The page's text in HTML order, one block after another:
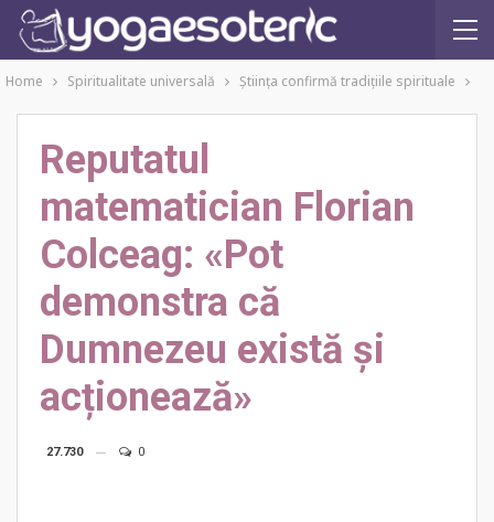
Home Spiritualitate universală Ştiinţa confirmă tradiţiile spirituale
Reputatul
matematician Florian
Colceag: «Pot
demonstra că
Dumnezeu există și
acționează»
27.730 0